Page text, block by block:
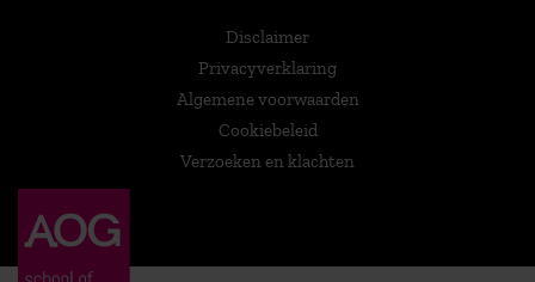
Disclaimer
Privacyverklaring
Algemene voorwaarden
Cookiebeleid
Verzoeken en klachten